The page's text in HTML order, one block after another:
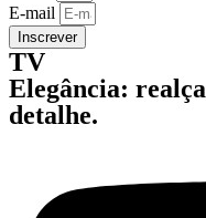
E-mail
Inscrever
TV
Elegância:
detalhe.